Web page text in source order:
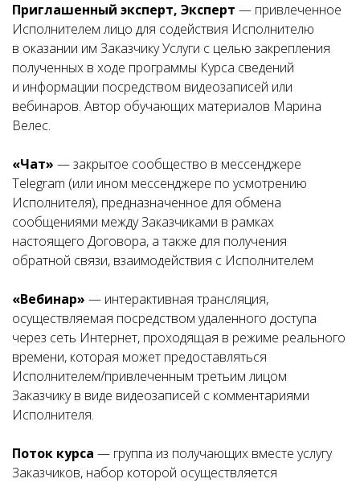
Приглашенный эксперт, Эксперт — привлеченное
Исполнителем лицо для содействия Исполнителю
в оказании им Заказчику Услуги с целью закрепления
полученных в ходе программы Курса сведений
и информации посредством видеозаписей или
вебинаров. Автор обучающих материалов Марина
Велес.
«Чат» — закрытое сообщество в мессенджере
Telegram (или ином мессенджере по усмотрению
Исполнителя), предназначенное для обмена
сообщениями между Заказчиками в рамках
настоящего Договора, а также для получения
обратной связи, взаимодействия с Исполнителем
«Вебинар» — интерактивная трансляция,
осуществляемая посредством удаленного доступа
через сеть Интернет, проходящая в режиме реального
времени, которая может предоставляться
Исполнителем/привлеченным третьим лицом
Заказчику в виде видеозаписей с комментариями
Исполнителя.
Поток курса — группа из получающих вместе услугу
Заказчиков, набор которой осуществляется